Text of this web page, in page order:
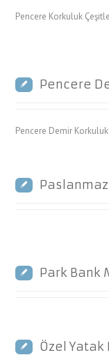
Pencere Korkuluk
Pencere
Pencere Demir
Park Bank
Özel Yatak